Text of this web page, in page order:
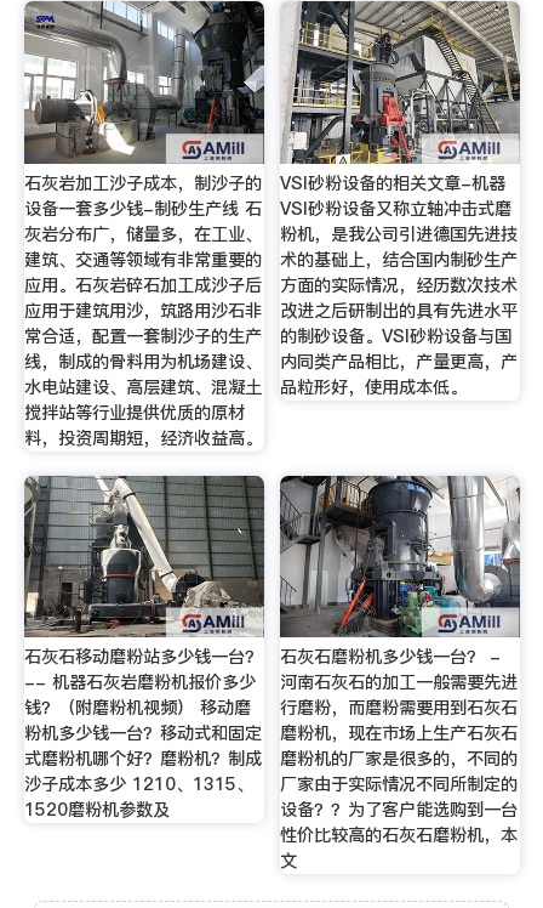
石灰岩加工沙子成本，制沙子的
设备一套多少钱-制砂生产线 石
灰岩分布广，储量多，在工业、
建筑、交通等领域有非常重要的
应用。石灰岩碎石加工成沙子后
应用于建筑用沙，筑路用沙石非
常合适，配置一套制沙子的生产
线，制成的骨料用为机场建设、
水电站建设、高层建筑、混凝土
搅拌站等行业提供优质的原材
料，投资周期短，经济收益高。
VSI砂粉设备的相关文章-机器
VSI砂粉设备又称立轴冲击式磨
粉机，是我公司引进德国先进技
术的基础上，结合国内制砂生产
方面的实际情况，经历数次技术
改进之后研制出的具有先进水平
的制砂设备。VSI砂粉设备与国
内同类产品相比，产量更高，产
品粒形好，使用成本低。
石灰石移动磨粉站多少钱一台？
-- 机器石灰岩磨粉机报价多少
钱？（附磨粉机视频） 移动磨
粉机多少钱一台？移动式和固定
式磨粉机哪个好？磨粉机？制成
沙子成本多少 1210、1315、
1520磨粉机参数及
石灰石磨粉机多少钱一台？ -
河南石灰石的加工一般需要先进
行磨粉，而磨粉需要用到石灰石
磨粉机，现在市场上生产石灰石
磨粉机的厂家是很多的，不同的
厂家由于实际情况不同所制定的
设备？？为了客户能选购到一台
性价比较高的石灰石磨粉机，本
文